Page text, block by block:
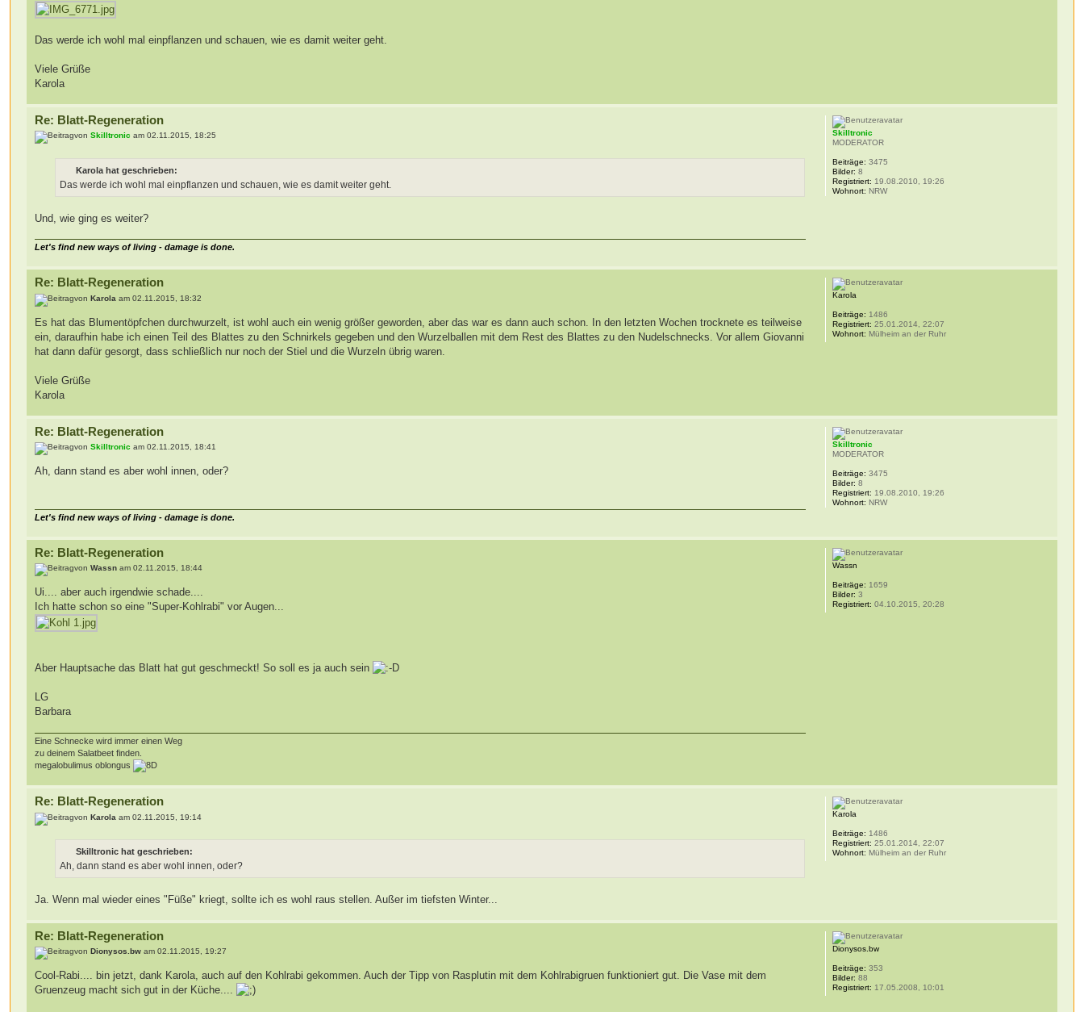
Das werde ich wohl mal einpflanzen und schauen, wie es damit weiter geht.
Viele Grüße
Karola
Re: Blatt-Regeneration
vonSkilltronic am 02.11.2015, 18:25
Karola hat geschrieben:
Das werde ich wohl mal einpflanzen und schauen, wie es damit weiter geht.
Und, wie ging es weiter?
Let's find new ways of living - damage is done.
Skilltronic
MODERATOR
Beiträge: 3475
Bilder: 8
Registriert: 19.08.2010, 19:26
Wohnort: NRW
Re: Blatt-Regeneration
vonKarola am 02.11.2015, 18:32
Es hat das Blumentöpfchen durchwurzelt, ist wohl auch ein wenig größer geworden, aber das war es dann auch schon. In den letzten Wochen trocknete es teilweise
ein, daraufhin habe ich einen Teil des Blattes zu den Schnirkels gegeben und den Wurzelballen mit dem Rest des Blattes zu den Nudelschnecks. Vor allem Giovanni
hat dann dafür gesorgt, dass schließlich nur noch der Stiel und die Wurzeln übrig waren.
Viele Grüße
Karola
Karola
Beiträge: 1486
Registriert: 25.01.2014, 22:07
Wohnort: Mülheim an der Ruhr
Re: Blatt-Regeneration
vonSkilltronic am 02.11.2015, 18:41
Ah, dann stand es aber wohl innen, oder?
Let's find new ways of living - damage is done.
Skilltronic
MODERATOR
Beiträge: 3475
Bilder: 8
Registriert: 19.08.2010, 19:26
Wohnort: NRW
Re: Blatt-Regeneration
vonWassn am 02.11.2015, 18:44
Ui.... aber auch irgendwie schade....
Ich hatte schon so eine "Super-Kohlrabi" vor Augen...
Aber Hauptsache das Blatt hat gut geschmeckt! So soll es ja auch sein
LG
Barbara
Eine Schnecke wird immer einen Weg
zu deinem Salatbeet finden.
megalobulimus oblongus
Wassn
Beiträge: 1659
Bilder: 3
Registriert: 04.10.2015, 20:28
Re: Blatt-Regeneration
vonKarola am 02.11.2015, 19:14
Skilltronic hat geschrieben:
Ah, dann stand es aber wohl innen, oder?
Ja. Wenn mal wieder eines "Füße" kriegt, sollte ich es wohl raus stellen. Außer im tiefsten Winter...
Karola
Beiträge: 1486
Registriert: 25.01.2014, 22:07
Wohnort: Mülheim an der Ruhr
Re: Blatt-Regeneration
vonDionysos.bw am 02.11.2015, 19:27
Cool-Rabi.... bin jetzt, dank Karola, auch auf den Kohlrabi gekommen. Auch der Tipp von Rasplutin mit dem Kohlrabigruen funktioniert gut. Die Vase mit dem
Gruenzeug macht sich gut in der Küche....
Dionysos.bw
Beiträge: 353
Bilder: 88
Registriert: 17.05.2008, 10:01